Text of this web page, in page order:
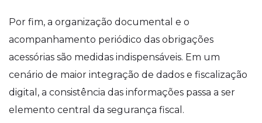
Por fim, a organização documental e o
acompanhamento periódico das obrigações
acessórias são medidas indispensáveis. Em um
cenário de maior integração de dados e fiscalização
digital, a consistência das informações passa a ser
elemento central da segurança fiscal.